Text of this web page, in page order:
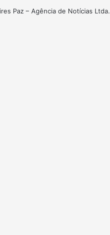
Paz – Agência de Notícias Ltda.